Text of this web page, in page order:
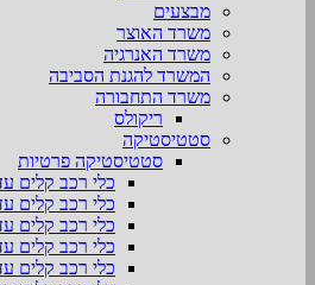
מבצעים
משרד האוצר
משרד האנרגיה
המשרד להגנת הסביבה
משרד התחבורה
ריקולס
סטטיסטיקה
סטטיסטיקה פרטיות
כלי רכב קלים עד 3.5 טון
כלי רכב קלים עד 3.5 טון
כלי רכב קלים עד 3.5 טון
כלי רכב קלים עד 3.5 טון
כלי רכב קלים עד 3.5 טון